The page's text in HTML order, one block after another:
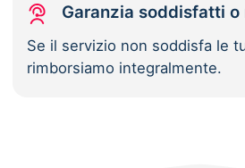
Garanzia soddisfatti
Se il servizio non soddisfa le
rimborsiamo integralmente.